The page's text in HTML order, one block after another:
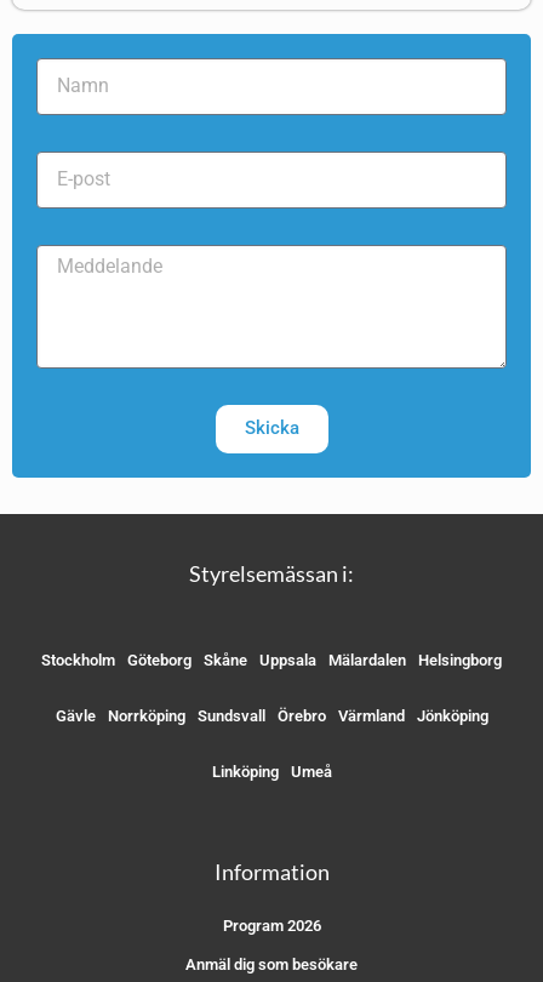
Skicka
Styrelsemässan i:
Stockholm Göteborg Skåne Uppsala Mälardalen Helsingborg
Gävle Norrköping Sundsvall Örebro Värmland Jönköping
Linköping Umeå
Information
Program 2026
Anmäl dig som besökare